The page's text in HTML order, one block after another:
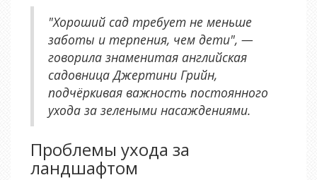
"Хороший сад требует не меньше
заботы и терпения, чем дети", —
говорила знаменитая английская
садовница Джертини Грийн,
подчёркивая важность постоянного
ухода за зелеными насаждениями.
Проблемы ухода за
ландшафтом